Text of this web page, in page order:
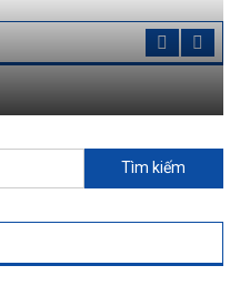
kiếm